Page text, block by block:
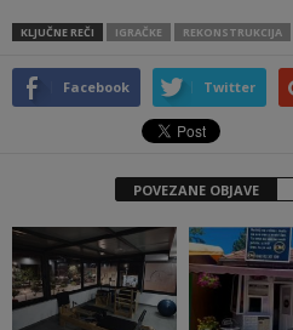
KLJUČNE REČI IGRAČKE REKONSTRUKCIJA
Facebook Twitter
POVEZANE OBJAVE